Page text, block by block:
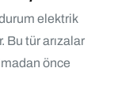
elektrik
Bu tür arızalar
önce